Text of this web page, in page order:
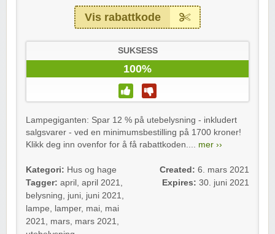
Vis rabattkode
SUKSESS
100%
Lampegiganten: Spar 12 % på utebelysning - inkludert
salgsvarer - ved en minimumsbestilling på 1700 kroner!
Klikk deg inn ovenfor for å få rabattkoden.... mer ››
Kategori: Hus og hage
Tagger: april , april 2021,
belysning, juni, juni 2021,
lampe, lamper, mai, mai
2021, mars, mars 2021,
Created: 6. mars 2021
Expires: 30. juni 2021